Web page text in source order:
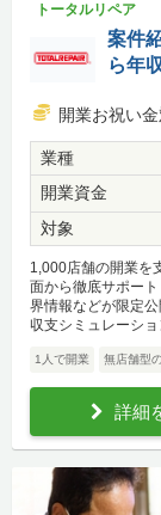
トータルリペア
案件
ら年
開業お祝い
業種
開業資金
対象
1,000店舗の開業を
面から徹底サポー
界情報などが限定
収支シミュレーショ
1人で開業 無店舗型
詳細